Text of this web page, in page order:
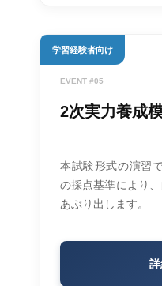
学習経験者向け
EVENT #05
2次実力養成
本試験形式の演習
の採点基準により
あぶり出します。